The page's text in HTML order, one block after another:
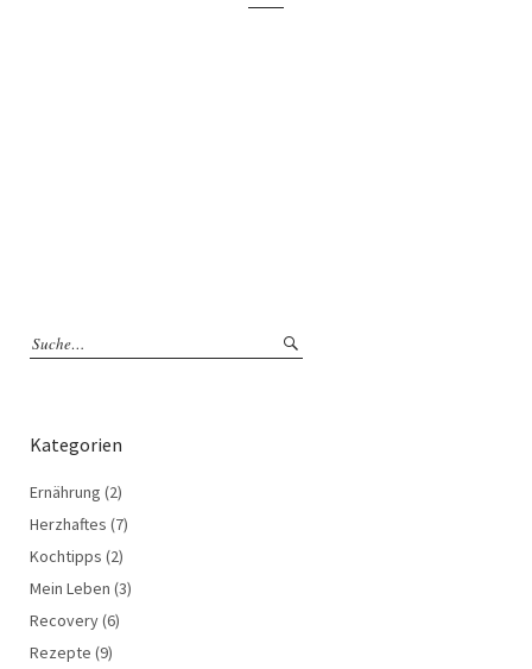
Kategorien
Ernährung (2)
Herzhaftes (7)
Kochtipps (2)
Mein Leben (3)
Recovery(6)
Rezepte (9)